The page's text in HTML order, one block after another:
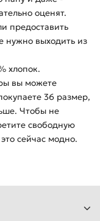
оценят.
предоставить
нужно выходить из
хлопок.
вы можете
36 размер,
Чтобы не
свободную
сейчас модно.